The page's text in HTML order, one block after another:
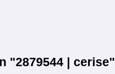
"2879544 | cerise"